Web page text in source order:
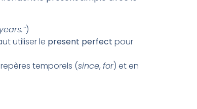
)
utiliser le present perfect pour
temporels (since, for) et en